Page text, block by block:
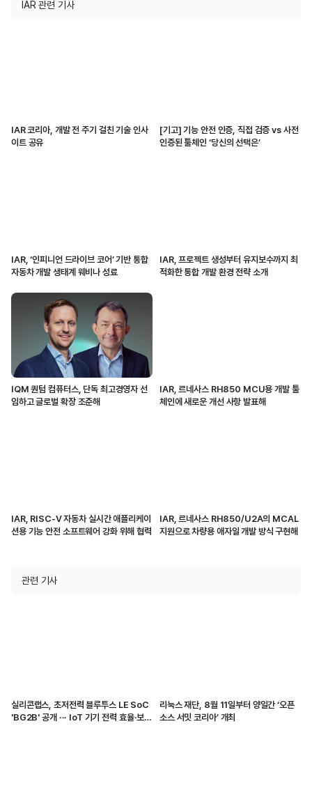
IAR 관련 기사
IAR 코리아, 개발 전 주기 걸친 기술 인사
이트 공유
[기고] 기능 안전 인증, 직접 검증 vs 사전
인증된 툴체인 ‘당신의 선택은’
IAR, ‘인피니언 드라이브 코어’ 기반 통합
자동차 개발 생태계 웨비나 성료
IAR, 프로젝트 생성부터 유지보수까지 최
적화한 통합 개발 환경 전략 소개
IQM 퀀텀 컴퓨터스, 단독 최고경영자 선
임하고 글로벌 확장 조준해
IAR, 르네사스 RH850 MCU용 개발 툴
체인에 새로운 개선 사항 발표해
IAR, RISC-V 자동차 실시간 애플리케이
션용 기능 안전 소프트웨어 강화 위해 협력
IAR, 르네사스 RH850/U2A의 MCAL
지원으로 차량용 애자일 개발 방식 구현해
관련 기사
실리콘랩스, 초저전력 블루투스 LE SoC
'BG2B' 공개 ··· IoT 기기 전력 효율·보안
리눅스 재단, 8월 11일부터 양일간 ‘오픈
소스 서밋 코리아’ 개최